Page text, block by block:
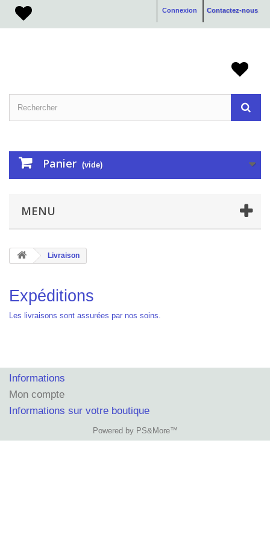
Contactez-nous
Connexion
Panier (vide)
MENU
Livraison
Expéditions
Les livraisons sont assurées par nos soins.
Informations
Mon compte
Informations sur votre boutique
Powered by PS&More™